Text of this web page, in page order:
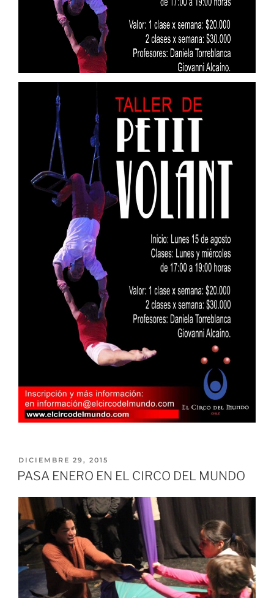
DICIEMBRE 29, 2015
PASA ENERO EN EL CIRCO DEL MUNDO